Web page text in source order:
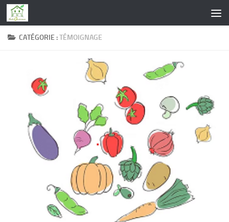
Skip to content
CATÉGORIE :TÉMOIGNAGE